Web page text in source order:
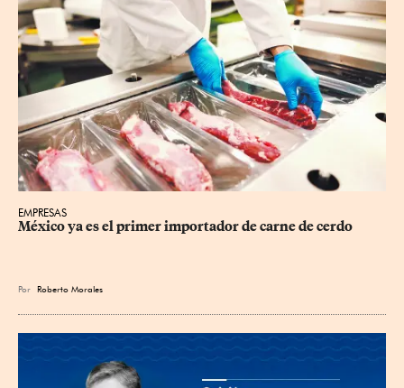
EMPRESAS
México ya es el primer importador de carne de cerdo
Por Roberto Morales